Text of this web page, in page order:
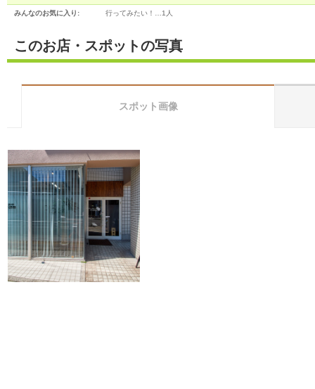
みんなのお気に入り: 行ってみたい！… 1人
このお店・スポットの写真
スポット画像